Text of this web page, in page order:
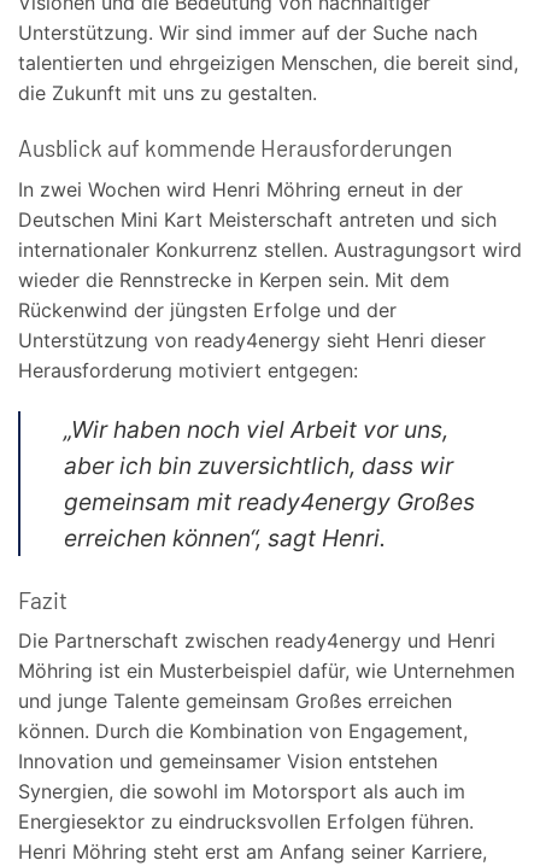
Unterstützung. Wir sind immer auf der Suche nach
talentierten und ehrgeizigen Menschen, die bereit sind,
die Zukunft mit uns zu gestalten.
Ausblick auf kommende Herausforderungen
In zwei Wochen wird Henri Möhring erneut in der
Deutschen Mini Kart Meisterschaft antreten und sich
internationaler Konkurrenz stellen. Austragungsort wird
wieder die Rennstrecke in Kerpen sein. Mit dem
Rückenwind der jüngsten Erfolge und der
Unterstützung von ready4energy sieht Henri dieser
Herausforderung motiviert entgegen:
„Wir haben noch viel Arbeit vor uns,
aber ich bin zuversichtlich, dass wir
gemeinsam mit ready4energy Großes
erreichen können“, sagt Henri.
Fazit
Die Partnerschaft zwischen ready4energy und Henri
Möhring ist ein Musterbeispiel dafür, wie Unternehmen
und junge Talente gemeinsam Großes erreichen
können. Durch die Kombination von Engagement,
Innovation und gemeinsamer Vision entstehen
Synergien, die sowohl im Motorsport als auch im
Energiesektor zu eindrucksvollen Erfolgen führen.
Henri Möhring steht erst am Anfang seiner Karriere,